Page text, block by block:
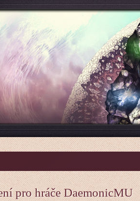
pro hráče DaemonicMU